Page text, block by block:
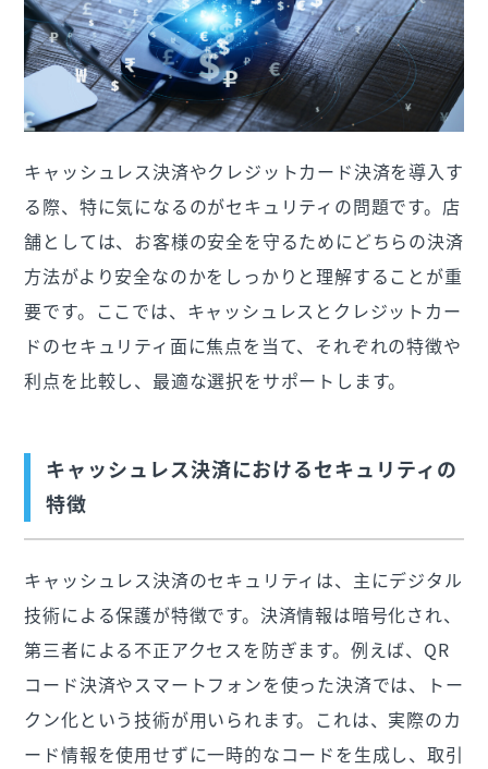
キャッシュレス決済やクレジットカード決済を導入す
る際、特に気になるのがセキュリティの問題です。店
舗としては、お客様の安全を守るためにどちらの決済
方法がより安全なのかをしっかりと理解することが重
要です。ここでは、キャッシュレスとクレジットカー
ドのセキュリティ面に焦点を当て、それぞれの特徴や
利点を比較し、最適な選択をサポートします。
キャッシュレス決済におけるセキュリティの
特徴
キャッシュレス決済のセキュリティは、主にデジタル
技術による保護が特徴です。決済情報は暗号化され、
第三者による不正アクセスを防ぎます。例えば、QR
コード決済やスマートフォンを使った決済では、トー
クン化という技術が用いられます。これは、実際のカ
ード情報を使用せずに一時的なコードを生成し、取引